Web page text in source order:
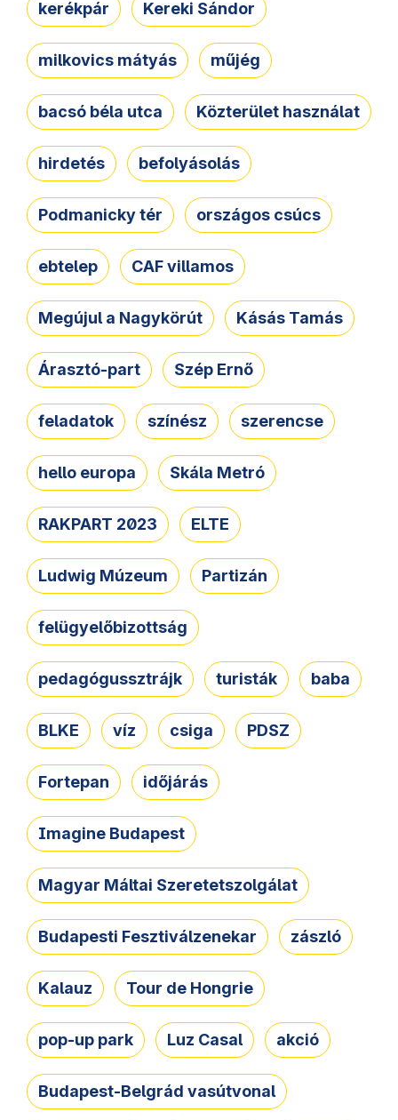
kerékpár Kereki Sándor
milkovics mátyás műjég
bacsó béla utca Közterület használat
hirdetés befolyásolás
Podmanicky tér országos csúcs
ebtelep CAF villamos
Megújul a Nagykörút Kásás Tamás
Árasztó-part Szép Ernő
feladatok színész szerencse
hello europa Skála Metró
RAKPART 2023 ELTE
Ludwig Múzeum Partizán
felügyelőbizottság
pedagógussztrájk turisták baba
BLKE víz csiga PDSZ
Fortepan időjárás
Imagine Budapest
Magyar Máltai Szeretetszolgálat
Budapesti Fesztiválzenekar zászló
Kalauz Tour de Hongrie
pop-up park Luz Casal akció
Budapest-Belgrád vasútvonal